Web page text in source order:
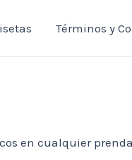
Términos y
en cualquier